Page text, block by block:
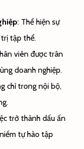
: Thể hiện sự
tập thể.
viên được trân
doanh nghiệp.
chỉ trong nội bộ,
trở thành dấu ấn
tự hào tập